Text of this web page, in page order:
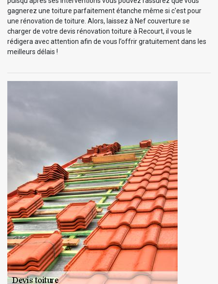
gagnerez une toiture parfaitement étanche même si c'est pour
une rénovation de toiture. Alors, laissez à Nef couverture se
charger de votre devis rénovation toiture à Recourt, il vous le
rédigera avec attention afin de vous l’offrir gratuitement dans les
meilleurs délais !